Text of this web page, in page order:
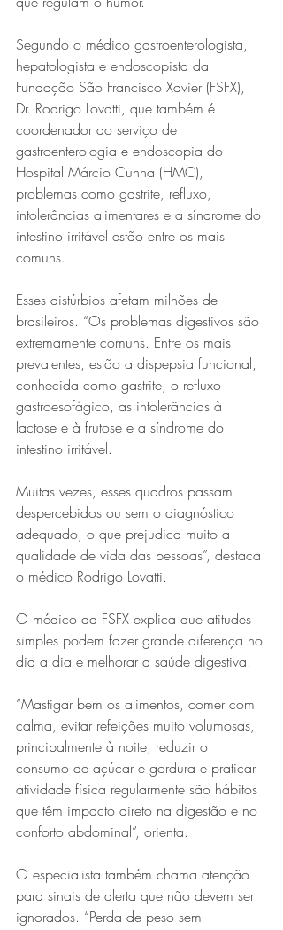
Segundo o médico gastroenterologista,
hepatologista e endoscopista da
Fundação São Francisco Xavier (FSFX),
Dr. Rodrigo Lovatti, que também é
coordenador do serviço de
gastroenterologia e endoscopia do
Hospital Márcio Cunha (HMC),
problemas como gastrite, refluxo,
intolerâncias alimentares e a síndrome do
intestino irritável estão entre os mais
comuns.
Esses distúrbios afetam milhões de
brasileiros. “Os problemas digestivos são
extremamente comuns. Entre os mais
prevalentes, estão a dispepsia funcional,
conhecida como gastrite, o refluxo
gastroesofágico, as intolerâncias à
lactose e à frutose e a síndrome do
intestino irritável.
Muitas vezes, esses quadros passam
despercebidos ou sem o diagnóstico
adequado, o que prejudica muito a
qualidade de vida das pessoas”, destaca
o médico Rodrigo Lovatti.
O médico da FSFX explica que atitudes
simples podem fazer grande diferença no
dia a dia e melhorar a saúde digestiva.
“Mastigar bem os alimentos, comer com
calma, evitar refeições muito volumosas,
principalmente à noite, reduzir o
consumo de açúcar e gordura e praticar
atividade física regularmente são hábitos
que têm impacto direto na digestão e no
conforto abdominal”, orienta.
O especialista também chama atenção
para sinais de alerta que não devem ser
ignorados. “Perda de peso sem